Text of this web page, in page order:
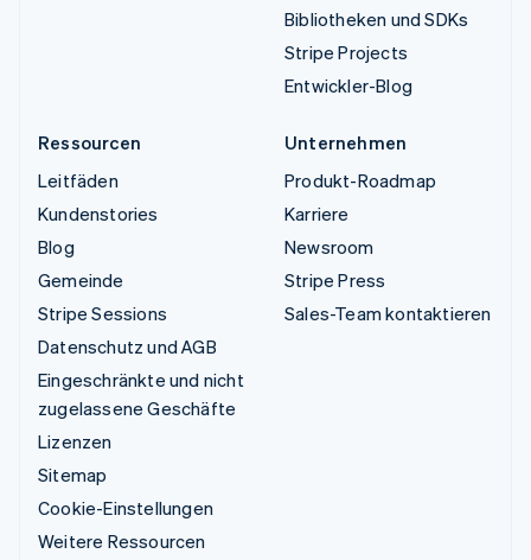
Bibliotheken und SDKs
Stripe Projects
Entwickler-Blog
Ressourcen
Leitfäden
Kundenstories
Blog
Gemeinde
Stripe Sessions
Datenschutz und AGB
Eingeschränkte und nicht
zugelassene Geschäfte
Lizenzen
Sitemap
Cookie-Einstellungen
Weitere Ressourcen
Unternehmen
Produkt-Roadmap
Karriere
Newsroom
Stripe Press
Sales-Team kontaktieren